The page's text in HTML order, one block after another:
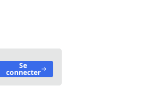
Se
connecter